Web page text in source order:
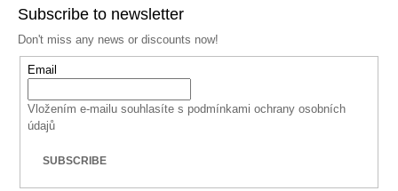
Subscribe to newsletter
Don't miss any news or discounts now!
Email
Vložením e-mailu souhlasíte s podmínkami ochrany osobních
údajů
SUBSCRIBE